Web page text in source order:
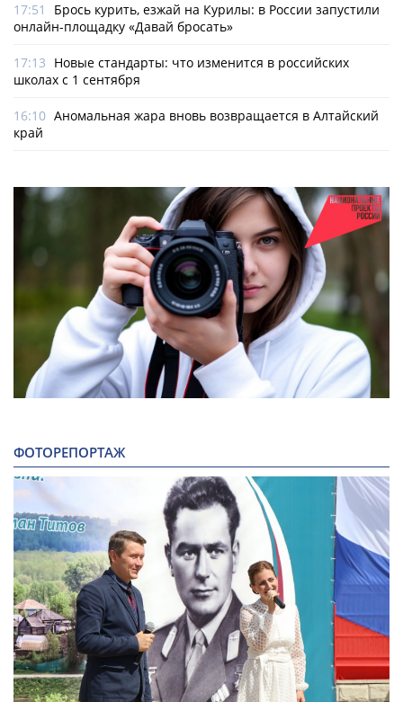
17:51
Брось курить, езжай на Курилы: в России запустили
онлайн-­площадку «Давай бросать»
17:13 Новые стандарты: что изменится в российских
школах с 1 сентября
16:10 Аномальная жара вновь возвращается в Алтайский
край
ФОТОРЕПОРТАЖ